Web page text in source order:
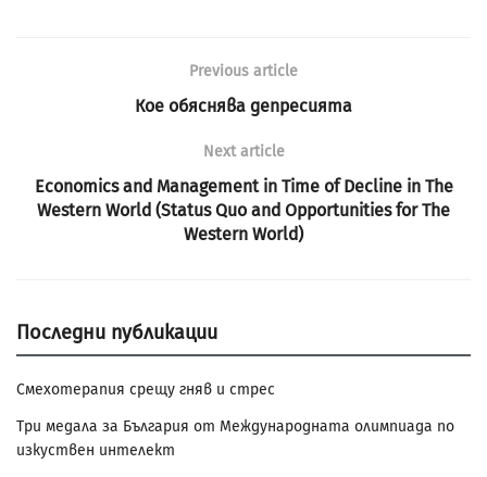
Previous article
Кое обяснява депресията
Next article
Economics and Management in Time of Decline in The
Western World (Status Quo and Opportunities for The
Western World)
Последни публикации
Смехотерапия срещу гняв и стрес
Три медала за България от Международната олимпиада по
изкуствен интелект